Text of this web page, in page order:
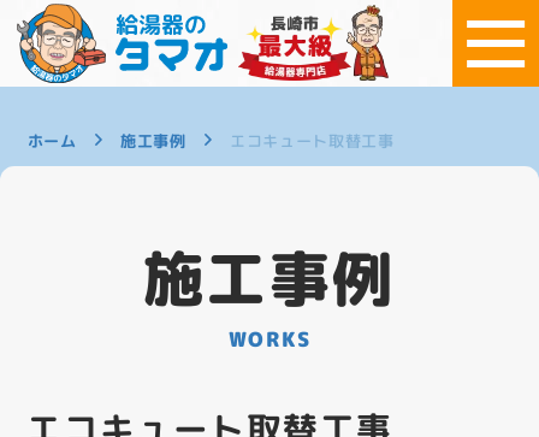
ホーム 施工事例 エコキュート取替工事
施工事例
WORKS